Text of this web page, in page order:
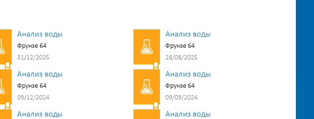
Анализ воды
Фрунзе 64
31/12/2025
Анализ воды
Фрунзе 64
28/08/2025
Анализ воды
Фрунзе 64
09/12/2024
Анализ воды
Фрунзе 64
09/09/2024
Анализ воды Анализ воды